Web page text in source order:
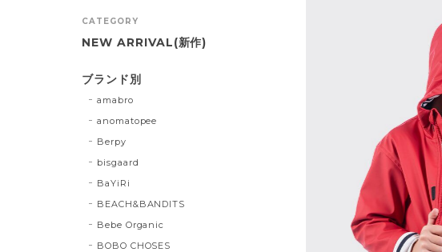
CATEGORY
NEW ARRIVAL(新作)
ブランド別
amabro
anomatopee
Berpy
bisgaard
BaYiRi
BEACH&BANDITS
Bebe Organic
BOBO CHOSES